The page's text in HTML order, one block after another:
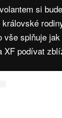
si
vše splňuje
XF podívat